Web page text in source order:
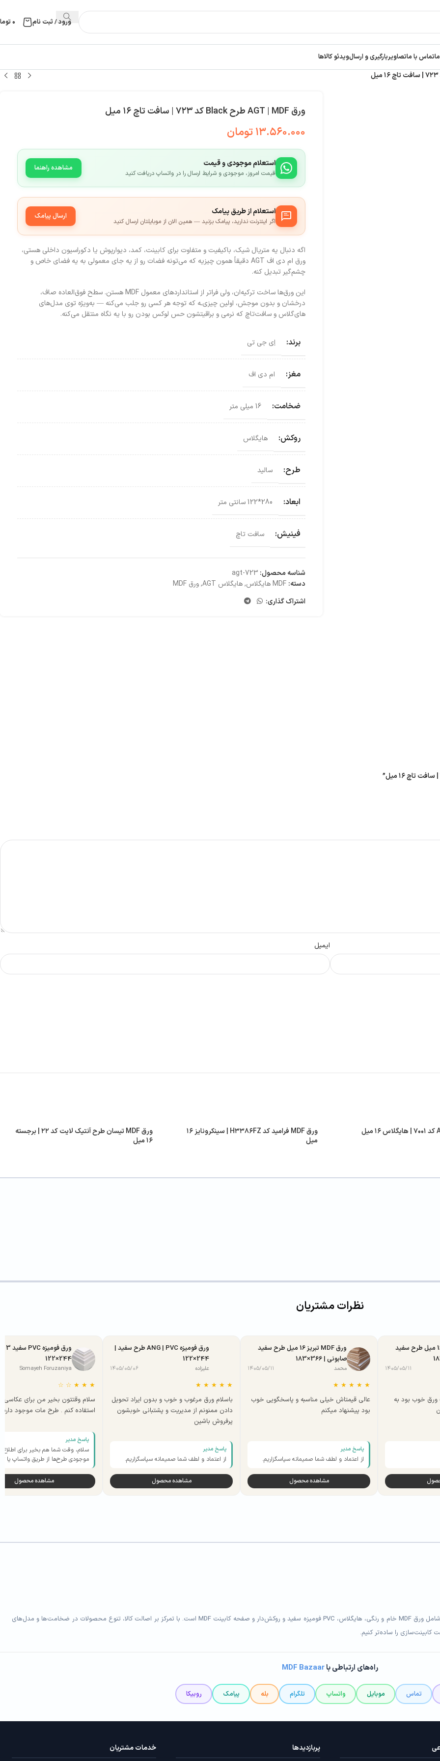
ورود / ثبت نام ۰
تماس با ماتصاویربارگیری و ارسالویدئو کالاها
ورق AGT | MDF طرح Black کد ۷۲۳ | سافت تاچ ۱۶ میل
۱۳.۵۶۰.۰۰۰تومان
استعلام موجودی و قیمت
قیمت امروز، موجودی و شرایط ارسال را در واتساپ دریافت کنید
مشاهده راهنما
استعلام از طریق پیامک
اگر اینترنت ندارید، پیامک بزنید — همین الان از موبایلتان ارسال کنید
ارسال پیامک
اگه دنبال یه متریال شیک، باکیفیت و متفاوت برای کابینت، کمد، دیوارپوش یا دکوراسیون داخلی هستی،
ورق ام دی اف AGT دقیقاً همون چیزیه که می‌تونه فضات رو از یه جای معمولی به یه فضای خاص و
چشم‌گیر تبدیل کنه.
این ورق‌ها ساخت ترکیه‌ان، ولی فراتر از استانداردهای معمول MDF هستن. سطح فوق‌العاده صاف،
درخشان و بدون موجش، اولین چیزی‌ـه که توجه هر کسی رو جلب می‌کنه — به‌ویژه توی مدل‌های
های‌گلاس و سافت‌تاچ که نرمی و براقیتشون حس لوکس بودن رو با یه نگاه منتقل می‌کنه.
برند: اِی جی تی
مغز: ام دی اف
ضخامت: 16 میلی متر
روکش: هایگلاس
طرح: سالید
ابعاد: 280*122 سانتی‌ متر
فینیش: سافت تاچ
شناسه محصول: agt-723
دسته: MDF هایگلاس ,هایگلاس AGT ,ورق MDF
اشتراک گذاری:
ایمیل
ورق MDF فرامید کد H۳۳۸۶FZ | سینکرونایز ۱۶
میل
ورق MDF تیسان طرح آنتیک لایت کد ۲۲ | برجسته
۱۶ میل
نظرات مشتریان
ورق MDF تبریز 16 میل طرح سفید
۱۴۰۵/۰۵/۱۱
ورق خوب بود به
ورق MDF تبریز 16 میل طرح سفید
صابونی | 366×183
محمد ۱۴۰۵/۰۵/۱۱
★
★
★
★
★
عالی قیمتاش خیلی مناسبه و پاسخگویی خوب
بود پیشنهاد میکنم
پاسخ مدیر
از اعتماد و لطف شما صمیمانه سپاسگزاریم.
مشاهده محصول
ورق فومیزه ANG | PVC طرح سفید |
244×122
علیزاده ۱۴۰۵/۰۵/۰۶
★
★
★
★
★
باسلام ورق مرغوب و خوب و بدون ایراد تحویل
دادن ممنونم از مدیریت و پشتبانی خوبشون
پرفروش باشین
پاسخ مدیر
از اعتماد و لطف شما صمیمانه سپاسگزاریم.
مشاهده محصول
244×122
Somayeh Foruzaniya
★
★
★
☆
☆
سلام وقتتون بخیر من برای عکاسی
استفاده کنم . طرح مات موجود
پاسخ مدیر
سلام، وقت شما هم بخیر برای اطلاع
موجودی طرح‌ها از طریق واتساپ یا
مشاهده محصول
فروشگاه MDF Bazaar ارائه‌دهنده متریال تخصصی کابینت و دکوراسیون داخلی شامل ورق MDF خام و رنگی، هایگلاس، PVC فومیزه سفید و روکش‌دار و صفحه کابینت MDF است. با تمرکز بر اصالت کالا، تنوع محصولات در ضخامت‌ها و مدل‌های
را ساده‌تر کنیم.
راه‌های ارتباطی باMDF Bazaar
تماس موبایل واتساپ تلگرام بله پیامک روبیکا
پربازدید‌ها خدمات مشتریان